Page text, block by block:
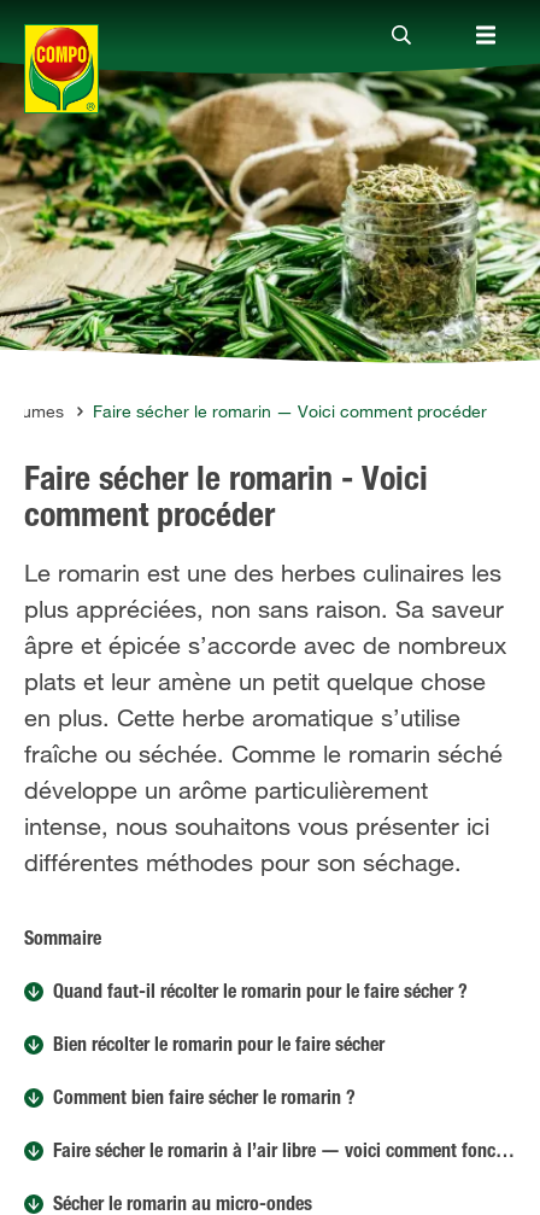
Produits
Conseil
Thèmes
Service
Qui sommes-nous?
Faire sécher le romarin — Voici comment procéder
Faire sécher le romarin - Voici
comment procéder
Le romarin est une des herbes culinaires les
plus appréciées, non sans raison. Sa saveur
âpre et épicée s’accorde avec de nombreux
plats et leur amène un petit quelque chose
en plus. Cette herbe aromatique s’utilise
fraîche ou séchée. Comme le romarin séché
développe un arôme particulièrement
intense, nous souhaitons vous présenter ici
différentes méthodes pour son séchage.
Sommaire
Quand faut-il récolter le romarin pour le faire sécher ?
Bien récolter le romarin pour le faire sécher
Comment bien faire sécher le romarin ?
Faire sécher le romarin à l’air libre — voici comment fonctionne la méthode la plus douce
Sécher le romarin au micro-ondes